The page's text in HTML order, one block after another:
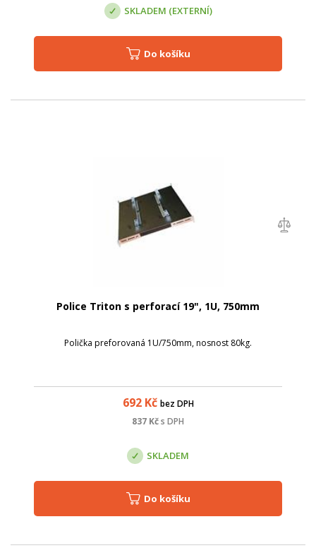
SKLADEM (EXTERNÍ)
Do košíku
Police Triton s perforací 19", 1U, 750mm
Polička preforovaná 1U/750mm, nosnost 80kg.
692Kč bez DPH
837 Kčs DPH
SKLADEM
Do košíku